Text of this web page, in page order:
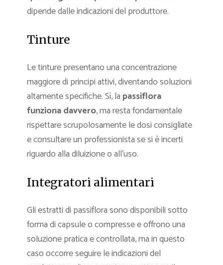
dipende dalle indicazioni del produttore.
Tinture
Le tinture presentano una concentrazione
maggiore di principi attivi, diventando soluzioni
altamente specifiche. Sì, la passiflora
funziona davvero, ma resta fondamentale
rispettare scrupolosamente le dosi consigliate
e consultare un professionista se si è incerti
riguardo alla diluizione o all’uso.
Integratori alimentari
Gli estratti di passiflora sono disponibili sotto
forma di capsule o compresse e offrono una
soluzione pratica e controllata, ma in questo
caso occorre seguire le indicazioni del